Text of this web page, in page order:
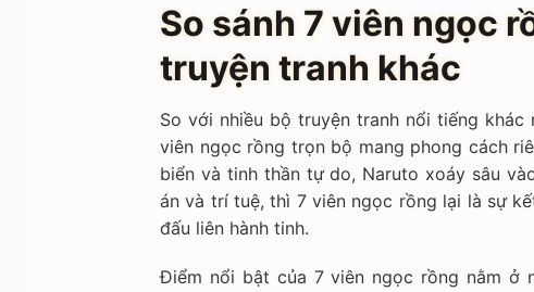
So sánh 7 viên ngọc
truyện tranh khác
So với nhiều bộ truyện tranh nổi tiếng khác
viên ngọc rồng trọn bộ mang phong cách
biển và tinh thần tự do, Naruto xoáy sâu
án và trí tuệ, thì 7 viên ngọc rồng lại là sự
đấu liên hành tinh.
Điểm nổi bật của 7 viên ngọc rồng nằm ở